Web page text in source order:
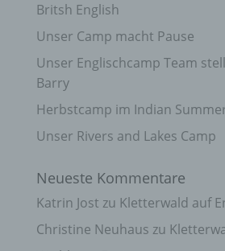
Britsh English
Unser Camp macht Pause
Unser Englischcamp Team
Barry
Herbstcamp im Indian
Unser Rivers and Lakes Camp
Neueste Kommentare
Katrin Jost zu Kletterwald auf
Christine Neuhaus zu